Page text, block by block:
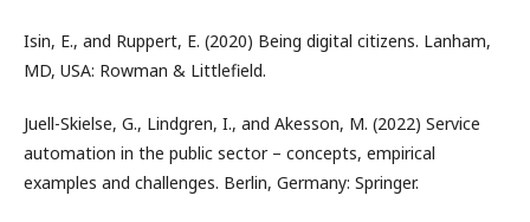
Isin, E., and Ruppert, E. (2020) Being digital citizens. Lanham,
MD, USA: Rowman & Littlefield.
Juell-Skielse, G., Lindgren, I., and Akesson, M. (2022) Service
automation in the public sector – concepts, empirical
examples and challenges. Berlin, Germany: Springer.